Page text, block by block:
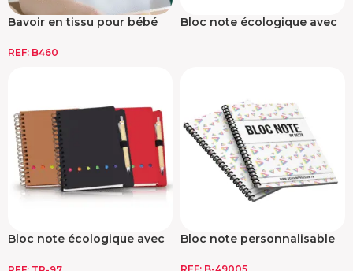
Bavoir en tissu pour bébé
REF: B460
Bloc note écologique avec
Bloc note écologique avec
Bloc note personnalisable